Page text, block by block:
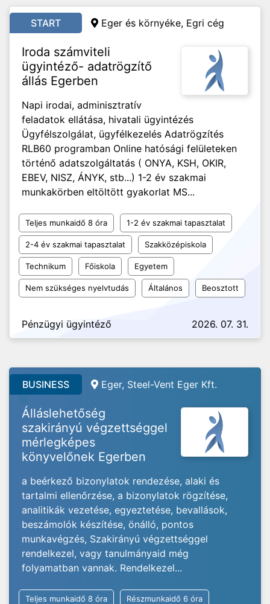
START Eger és környéke, Egri cég
Iroda számviteli
ügyintéző- adatrögzítő
állás Egerben
Napi irodai, adminisztratív
feladatok ellátása, hivatali ügyintézés
Ügyfélszolgálat, ügyfélkezelés Adatrögzítés
RLB60 programban Online hatósági felületeken
történő adatszolgáltatás ( ONYA, KSH, OKIR,
EBEV, NISZ, ÁNYK, stb...) 1-2 év szakmai
munkakörben eltöltött gyakorlat MS...
Teljes munkaidő 8 óra 1-2 év szakmai tapasztalat
2-4 év szakmai tapasztalat Szakközépiskola
Technikum Főiskola Egyetem
Nem szükséges nyelvtudás Általános Beosztott
Pénzügyi ügyintéző 2026. 07. 31.
BUSINESS Eger, Steel-Vent Eger Kft.
Álláslehetőség
szakirányú végzettséggel
mérlegképes
könyvelőnek Egerben
a beérkező bizonylatok rendezése, alaki és
tartalmi ellenőrzése, a bizonylatok rögzítése,
analitikák vezetése, egyeztetése, bevallások,
beszámolók készítése, önálló, pontos
munkavégzés, Szakirányú végzettséggel
rendelkezel, vagy tanulmányaid még
folyamatban vannak. Rendelkezel...
Teljes munkaidő 8 óra Részmunkaidő 6 óra